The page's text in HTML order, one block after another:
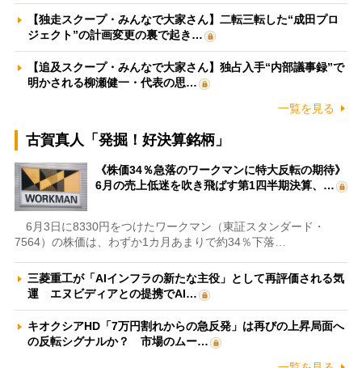
【独走スクープ・みんなで大家さん】二転三転した“成田プロ
ジェクト”の計画変更の裏で起き…
【追及スクープ・みんなで大家さん】独占入手“内部議事録”で
明かされる柳瀬健一・代表の思…
一覧を見る
古賀真人「発掘！好決算銘柄」
《株価34％急落のワークマンに特大反転の期待》
6月の売上低迷を吹き飛ばす第1四半期決算、…
6月3日に8330円をつけたワークマン（東証スタンダード・
7564）の株価は、わずか1カ月あまりで約34％下落…
三菱重工が「AIインフラの新たな主役」として再評価される気
運 エヌビディアとの提携でAI…
キオクシアHD「7万円割れからの急反発」は再びの上昇局面へ
の反転シグナルか？ 市場のムー…